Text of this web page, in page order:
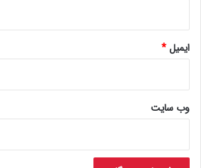
ایمیل*
وب‌ سایت